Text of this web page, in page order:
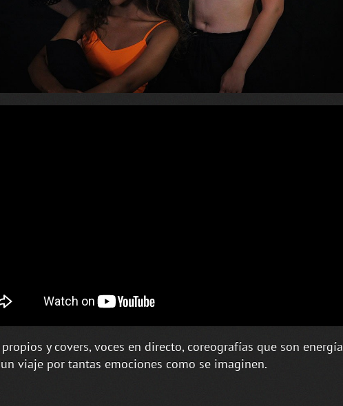
propios y covers, voces en directo, coreografías que son energía
viaje por tantas emociones como se imaginen.